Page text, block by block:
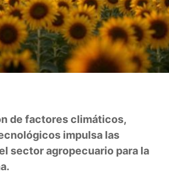
de factores climáticos,
impulsa las
sector agropecuario para la